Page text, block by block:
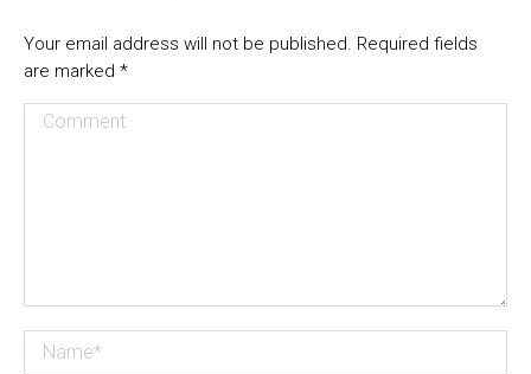
Your email address will not be published. Required fields
are marked *
Comment
Name *